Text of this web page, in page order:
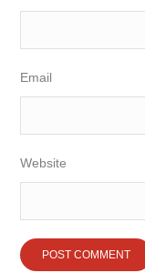
Email
Website